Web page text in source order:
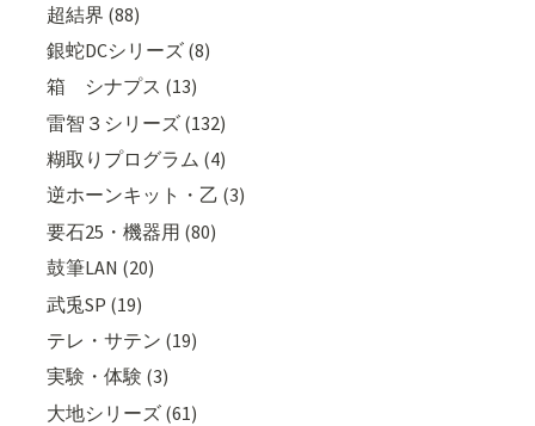
超結界 (88)
銀蛇DCシリーズ (8)
箱 シナプス (13)
雷智３シリーズ (132)
糊取りプログラム (4)
逆ホーンキット・乙 (3)
要石25・機器用 (80)
鼓筆LAN (20)
武兎SP (19)
テレ・サテン (19)
実験・体験 (3)
大地シリーズ (61)